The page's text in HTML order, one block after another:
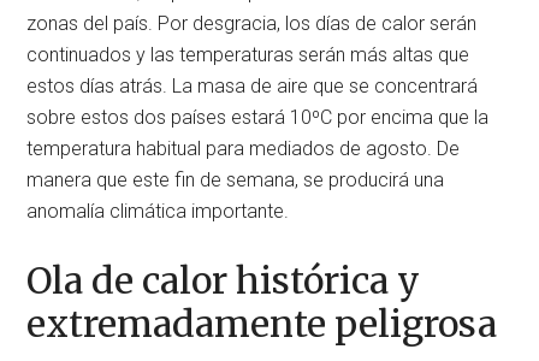
zonas del país. Por desgracia, los días de calor serán
continuados y las temperaturas serán más altas que
estos días atrás. La masa de aire que se concentrará
sobre estos dos países estará 10ºC por encima que la
temperatura habitual para mediados de agosto. De
manera que este fin de semana, se producirá una
anomalía climática importante.
Ola de calor histórica y
extremadamente peligrosa